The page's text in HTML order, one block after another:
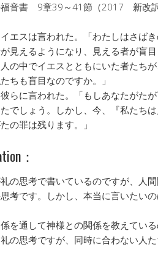
福音書 9章39～41節（2017 新改訳
エスは言われた。「わたしはさば
見えるようになり、見える者が盲目
の中でイエスとともにいた者たち
ちも盲目なのですか。」
らに言われた。「もしあなたがた
でしょう。しかし、今、『私たち
の罪は残ります。」
：
の思考で書いているのですが、人
考です。しかし、本当に言いたいの
を通して神様との関係を教えてい
の思考ですが、同時に合わない人た